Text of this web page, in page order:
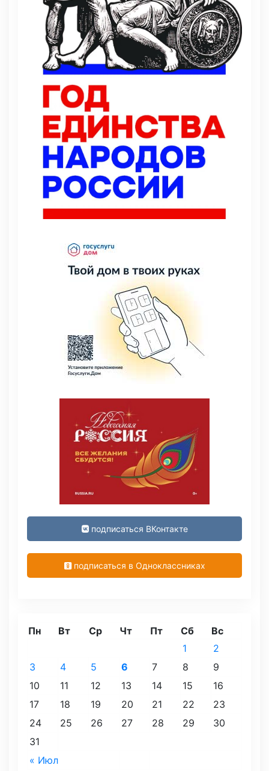
подписаться ВКонтакте
подписаться в Одноклассниках
Пн Вт Ср Чт Пт Сб Вс
« Июл
1
2
3
4 5 6 7 8
9
10
11 12 13 14 15
16
17
18 19 20 21 22
23
24
25 26 27 28 29
30
31